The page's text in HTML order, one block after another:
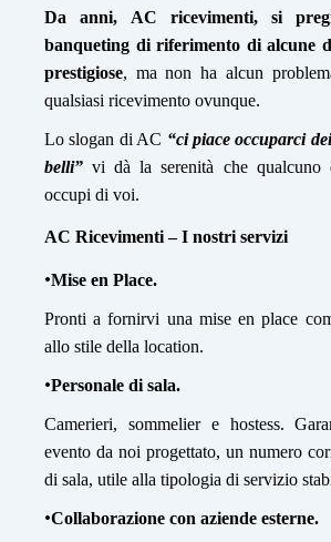
Da anni, AC ricevimenti, si
banqueting di riferimento di alcune
prestigiose, ma non ha alcun
qualsiasi ricevimento ovunque.
Lo slogan di AC “ci piace occuparci
belli”vi dà la serenità che qualcuno
occupi di voi.
AC Ricevimenti – I nostri servizi
•Mise en Place.
Pronti a fornirvi una mise en place
allo stile della location.
•Personale di sala.
Camerieri, sommelier e hostess. G
evento da noi progettato, un numero
di sala, utile alla tipologia di servizio
•Collaborazione con aziende esterne.